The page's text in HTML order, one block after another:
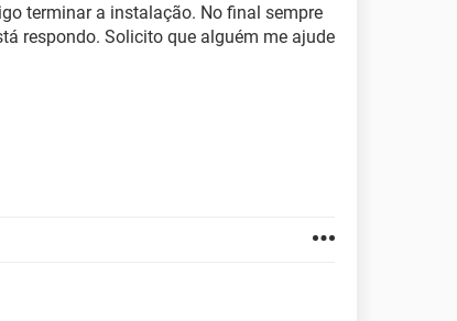
terminar a instalação. No final sempre
respondo. Solicito que alguém me ajude